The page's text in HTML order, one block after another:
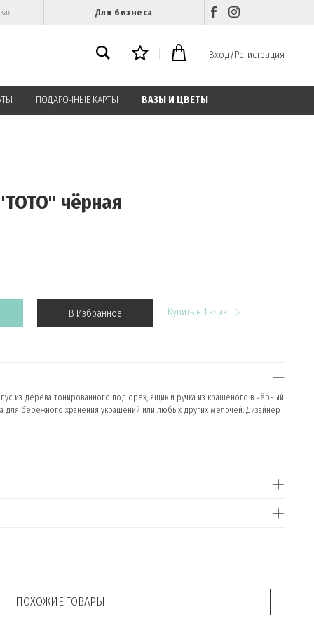
Для бизнеса
Вход/Регистрация
ПОДАРОЧНЫЕ КАРТЫ ВАЗЫ И ЦВЕТЫ
чёрная
В Избранное Купить в 1 клик
из дерева тонированного под орех, ящик и ручка из крашеного в чёрный
для бережного хранения украшений или любых других мелочей. Дизайнер
ПОХОЖИЕ ТОВАРЫ